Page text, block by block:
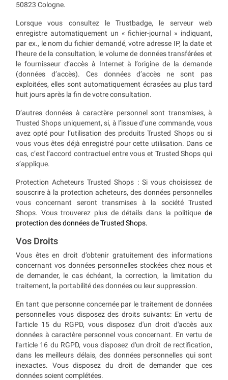
50823 Cologne.
Lorsque vous consultez le Trustbadge, le serveur web
enregistre automatiquement un « fichier-journal » indiquant,
par ex., le nom du fichier demandé, votre adresse IP, la date et
l’heure de la consultation, le volume de données transférées et
le fournisseur d’accès à Internet à l’origine de la demande
(données d’accès). Ces données d’accès ne sont pas
exploitées, elles sont automatiquement écrasées au plus tard
huit jours après la fin de votre consultation.
D’autres données à caractère personnel sont transmises, à
Trusted Shops uniquement, si, à l’issue d’une commande, vous
avez opté pour l’utilisation des produits Trusted Shops ou si
vous vous êtes déjà enregistré pour cette utilisation. Dans ce
cas, c’est l’accord contractuel entre vous et Trusted Shops qui
s’applique.
Protection Acheteurs Trusted Shops : Si vous choisissez de
souscrire à la protection acheteurs, des données personnelles
vous concernant seront transmises à la société Trusted
Shops. Vous trouverez plus de détails dans la politique de
protection des données de Trusted Shops.
Vos Droits
Vous êtes en droit d’obtenir gratuitement des informations
concernant vos données personnelles stockées chez nous et
de demander, le cas échéant, la correction, la limitation du
traitement, la portabilité des données ou leur suppression.
En tant que personne concernée par le traitement de données
personnelles vous disposez des droits suivants: En vertu de
l'article 15 du RGPD, vous disposez d'un droit d'accès aux
données à caractère personnel vous concernant. En vertu de
l'article 16 du RGPD, vous disposez d'un droit de rectification,
dans les meilleurs délais, des données personnelles qui sont
inexactes. Vous disposez du droit de demander que ces
données soient complétées.